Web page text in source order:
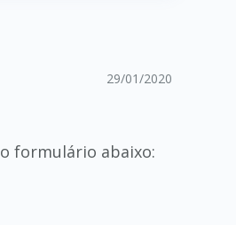
29/01/2020
formulário abaixo: